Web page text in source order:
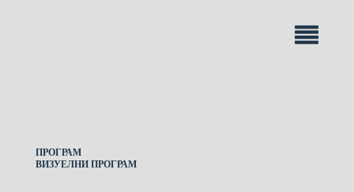
ПРОГРАМ
ВИЗУЕЛНИ ПРОГРАМ